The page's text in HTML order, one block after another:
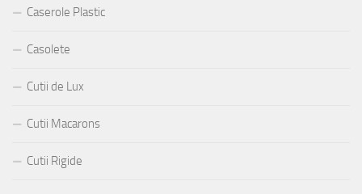
Caserole Plastic
Casolete
Cutii de Lux
Cutii Macarons
Cutii Rigide